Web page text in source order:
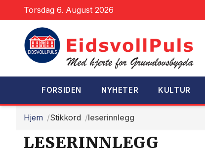
Torsdag 6. August 2026
FORSIDEN NYHETER KULTUR
Hjem Stikkord leserinnlegg
LESERINNLEGG